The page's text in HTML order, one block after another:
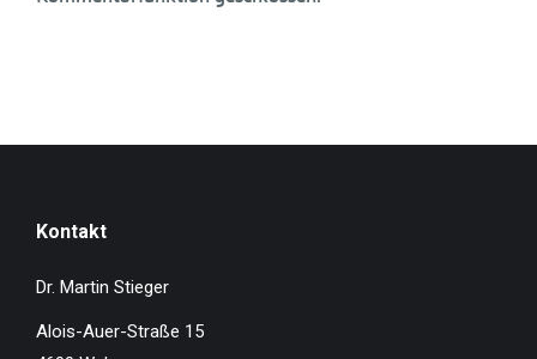
Kontakt
Dr. Martin Stieger
Alois-Auer-Straße 15